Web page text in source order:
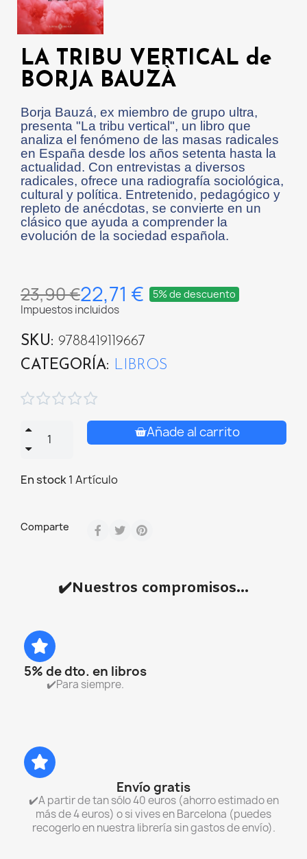
LA TRIBU VERTICAL de
BORJA BAUZÀ
Borja Bauzá, ex miembro de grupo ultra,
presenta "La tribu vertical", un libro que
analiza el fenómeno de las masas radicales
en España desde los años setenta hasta la
actualidad. Con entrevistas a diversos
radicales, ofrece una radiografía sociológica,
cultural y política. Entretenido, pedagógico y
repleto de anécdotas, se convierte en un
clásico que ayuda a comprender la
evolución de la sociedad española.
23,90 €22,71 € 5% de descuento
Impuestos incluidos
SKU
9788419119667
CATEGORÍA
LIBROS

Añade al carrito
En stock1 Artículo
Comparte
✔️Nuestros compromisos...
5% de dto. en libros
✔️Para siempre.
Envío gratis
✔️A partir de tan sólo 40 euros (ahorro estimado en
más de 4 euros) o si vives en Barcelona (puedes
recogerlo en nuestra librería sin gastos de envío).